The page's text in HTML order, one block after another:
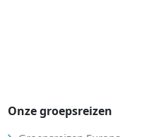
Onze groepsreizen